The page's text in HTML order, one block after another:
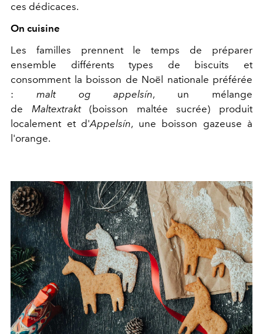
ces dédicaces.
On cuisine
Les familles prennent le temps de préparer
ensemble différents types de biscuits et
consomment la boisson de Noël nationale préférée
: malt og appelsín, un mélange
de Maltextrakt(boisson maltée sucrée) produit
localement et d'Appelsín, une boisson gazeuse à
l'orange.